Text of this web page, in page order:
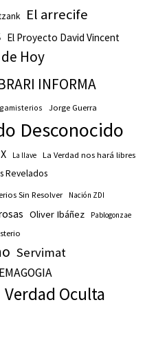
El arrecife
El Proyecto David Vincent
Hoy
INFORMA
Jorge Guerra
Desconocido
La llave La Verdad nos hará libres
Revelados
Sin Resolver Nación ZDI
Oliver Ibáñez Pablogonzae
Servimat
Verdad Oculta